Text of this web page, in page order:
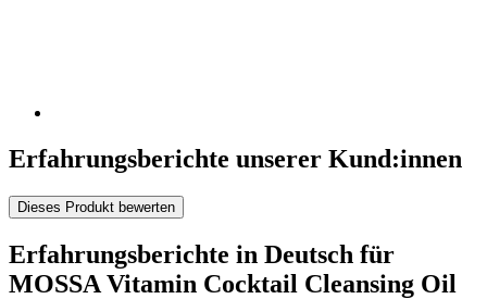
Erfahrungsberichte unserer Kund:innen
Dieses Produkt bewerten
Erfahrungsberichte in Deutsch für
MOSSA Vitamin Cocktail Cleansing Oil